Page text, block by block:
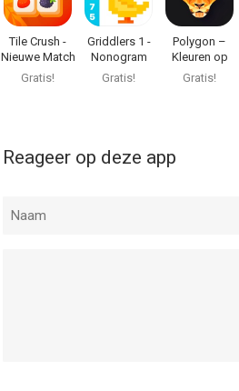
Tile Crush -
Nieuwe Match
3
Gratis!
Griddlers 1 -
Nonogram
crossme
Gratis!
Polygon –
Kleuren op
nummer
Gratis!
Reageer op deze app